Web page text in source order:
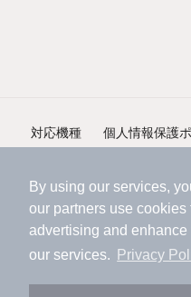
By using our services,
our partners use cookies
advertising and
our services.
Privacy
アプリに切り替えて
会員登録なしですぐ使え
対応機種 個人情報保護
©NIFTY